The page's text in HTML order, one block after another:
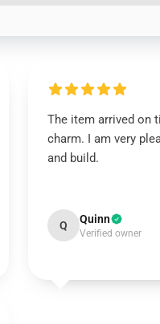
The item arrived on
charm. I am very
and build.
Q Quinn
Verified owner